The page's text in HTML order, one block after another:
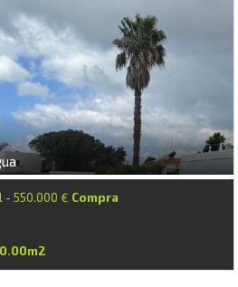
- 550.000 € Compra